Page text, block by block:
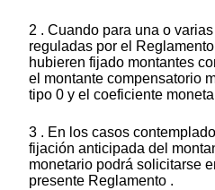
2 . Cuando para una o
reguladas por el
hubieren fijado montantes
el montante compensatorio
tipo 0 y el coeficiente
3 . En los casos
fijación anticipada del
monetario podrá solicitarse
presente Reglamento .